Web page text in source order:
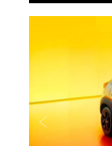
Anterior